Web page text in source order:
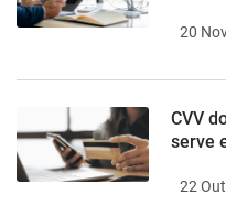
20
CVV
serve
22